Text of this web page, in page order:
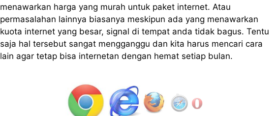
menawarkan harga yang murah untuk paket internet. Atau
permasalahan lainnya biasanya meskipun ada yang menawarkan
kuota internet yang besar, signal di tempat anda tidak bagus. Tentu
saja hal tersebut sangat mengganggu dan kita harus mencari cara
lain agar tetap bisa internetan dengan hemat setiap bulan.